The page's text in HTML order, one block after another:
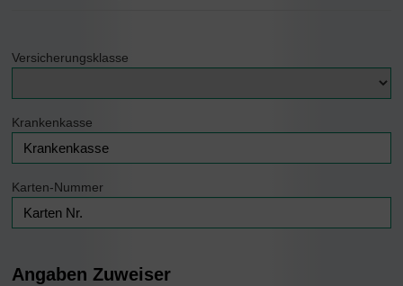
Versicherungsklasse
Krankenkasse
Karten-Nummer
Angaben Zuweiser